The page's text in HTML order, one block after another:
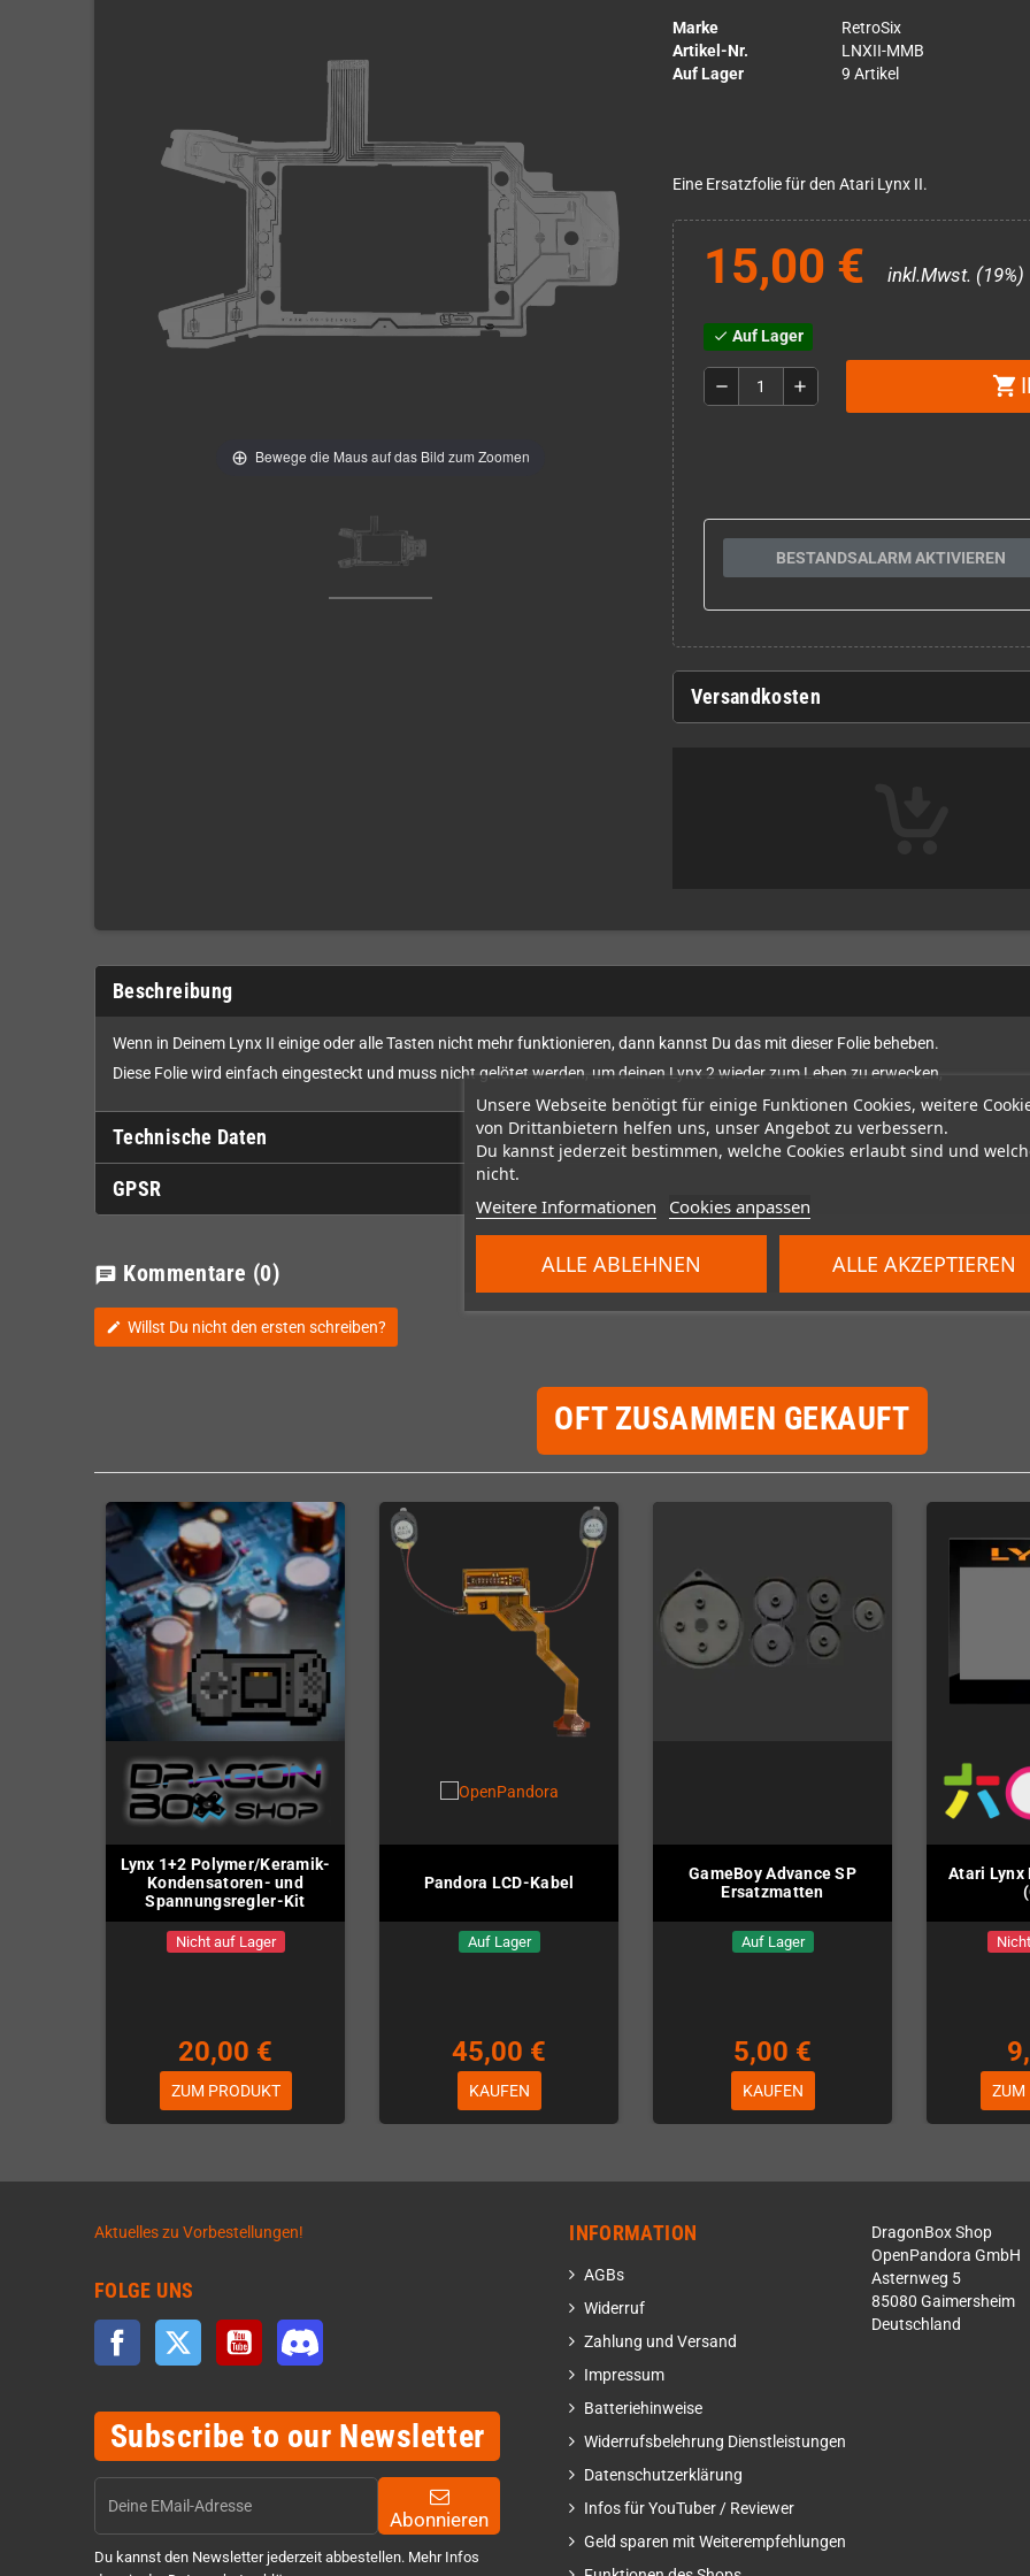
Unsere Webseite benötigt für einige Funktionen Cookies, weitere
von Drittanbietern helfen uns, unser Angebot zu verbessern.
Du kannst jederzeit bestimmen, welche Cookies erlaubt sind und
nicht.
Weitere Informationen Cookies anpassen
ALLE ABLEHNEN ALLE AKZEPTIEREN
Bewege die Maus auf das Bild zum Zoomen
Marke
RetroSix
Artikel-Nr.
LNXII-MMB
Auf Lager
9 Artikel
Eine Ersatzfolie für den Atari Lynx II.
15,00 € inkl.Mwst. (19%)
check Auf Lager
remove add shopping_cart
BESTANDSALARM AKTIVIEREN
Versandkosten
Beschreibung
Wenn in Deinem Lynx II einige oder alle Tasten nicht mehr funktionieren, dann kannst Du das mit dieser Folie beheben.
Diese Folie wird einfach eingesteckt und muss nicht gelötet werden, um deinen Lynx 2 wieder zum Leben zu erwecken,
Technische Daten
GPSR
chat Kommentare (0)
edit Willst Du nicht den ersten schreiben?
OFT ZUSAMMEN GEKAUFT
Lynx 1+2 Polymer/Keramik-
Kondensatoren- und
Spannungsregler-Kit
Nicht auf Lager
20,00 €
ZUM PRODUKT
Pandora LCD-Kabel
Auf Lager
45,00 €
KAUFEN
GameBoy Advance SP
Ersatzmatten
Auf Lager
5,00 €
KAUFEN
Atari Lynx
ZUM
Aktuelles zu Vorbestellungen!
FOLGE UNS
Facebook Twitter YouTube
Subscribe to our Newsletter
Abonnieren
Du kannst den Newsletter jederzeit abbestellen. Mehr Infos
INFORMATION
AGBs
Widerruf
Zahlung und Versand
Impressum
Batteriehinweise
Widerrufsbelehrung Dienstleistungen
Datenschutzerklärung
Infos für YouTuber / Reviewer
Geld sparen mit Weiterempfehlungen
DragonBox Shop
OpenPandora GmbH
Asternweg 5
85080 Gaimersheim
Deutschland